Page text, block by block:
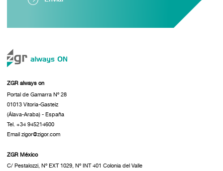
ZGR always on
Portal de Gamarra Nº 28
01013 Vitoria-Gasteiz
(Álava-Araba) - España
Tel. +34 945214600
Email zigor@zigor.com
ZGR México
C/ Pestalozzi, Nº EXT 1029, Nº INT 401 Colonia del Valle